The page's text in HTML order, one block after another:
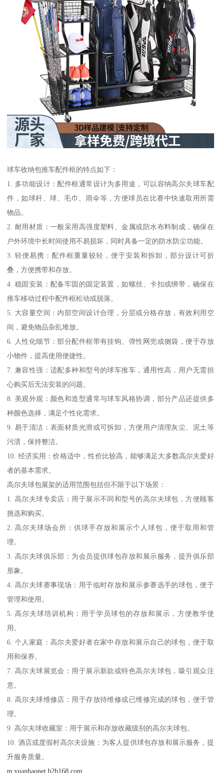
球车收纳包推车配件框的特点如下：
1. 多功能设计：配件框通常设计为多用途，可以容纳高尔夫球车配
件，如球杆、球、毛巾、雨伞等，方便球员在比赛中快速取用所需
物品。
2. 耐用材质：一般采用高强度塑料、金属或防水布料制成，确保在
户外环境中长时间使用不易损坏，同时具备一定的防水防尘功能。
3. 轻便易携：配件框重量较轻，便于安装和拆卸，部分设计可折
叠，方便携带和存放。
4. 稳固安装：配备牢固的固定装置，如螺丝、卡扣或绑带，确保在
推车移动过程中配件框松动或脱落。
5. 大容量空间：内部空间设计合理，分层或分格存放，有效利用空
间，避免物品杂乱堆放。
6. 人性化细节：部分配件框带有挂钩、弹性网兜或侧袋，便于存放
小物件，提高使用便捷性。
7. 兼容性强：适配多种和型号的球车推车，通用性高，用户无需担
心购买后无法安装的问题。
8. 美观外观：颜色和造型通常与球车风格协调，部分产品还提供多
种颜色选择，满足个性化需求。
9. 易于清洁：表面材质光滑或可拆卸，方便用户清理灰尘、泥土等
污渍，保持整洁。
10. 经济实用：价格适中，性价比较高，能够满足大多数高尔夫爱好
者的基本需求。
高尔夫球包展架的适用范围包括但不限于以下场景：
1. 高尔夫球专卖店：用于展示不同和型号的高尔夫球包，方便顾客
挑选和购买。
2. 高尔夫球场会所：供球手存放和展示个人球包，便于取用和管
理。
3. 高尔夫球俱乐部：为会员提供球包存放和展示服务，提升俱乐部
形象。
4. 高尔夫球赛事现场：用于临时存放和展示参赛选手的球包，便于
管理和使用。
5. 高尔夫球培训机构：用于学员球包的存放和展示，方便教学使
用。
6. 个人家庭：高尔夫爱好者在家中存放和展示自己的球包，便于取
用和保养。
7. 高尔夫球展览会：用于展示新款或特色高尔夫球包，吸引观众注
意。
8. 高尔夫球维修店：用于存放待维修或已维修完成的球包，便于管
理。
9. 高尔夫球收藏室：用于展示和存放收藏级别的高尔夫球包。
10. 酒店或度假村高尔夫设施：为客人提供球包存放和展示服务，提
升服务质量。
m.yuanbaonet.b2b168.com